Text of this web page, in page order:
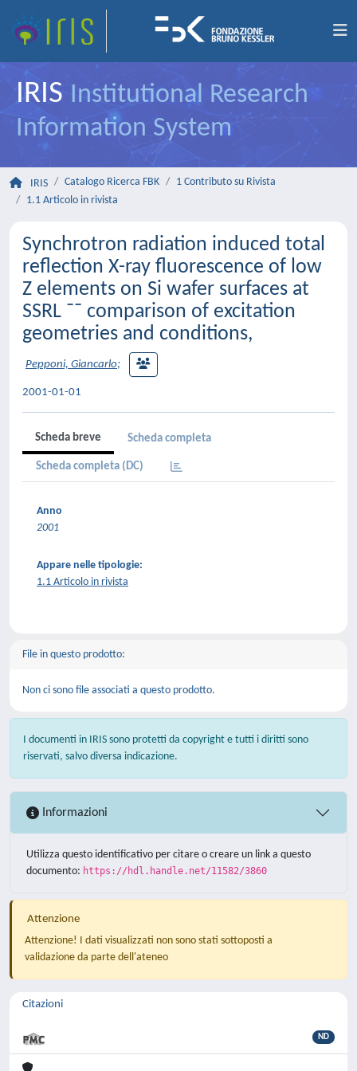
IRIS Institutional Research
Information System
IRIS Catalogo Ricerca FBK
1 Contributo su Rivista
1.1 Articolo in rivista
Synchrotron radiation induced total
reflection X-ray fluorescence of low
Z elements on Si wafer surfaces at
SSRL ¯¯ comparison of excitation
geometries and conditions,
Pepponi, Giancarlo;
2001-01-01
Scheda breve Scheda completa
Scheda completa (DC)
Anno
2001
Appare nelle tipologie:
1.1 Articolo in rivista
File in questo prodotto:
Non ci sono file associati a questo prodotto.
I documenti in IRIS sono protetti da copyright e tutti i diritti sono
riservati, salvo diversa indicazione.
Informazioni
Utilizza questo identificativo per citare o creare un link a questo
documento: https://hdl.handle.net/11582/3860
Attenzione
Attenzione! I dati visualizzati non sono stati sottoposti a
validazione da parte dell'ateneo
Citazioni
ND